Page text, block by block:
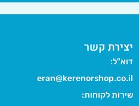
יצירת קשר
דוא"ל:
eran@kerenorshop.co.il
שירות לקוחות: